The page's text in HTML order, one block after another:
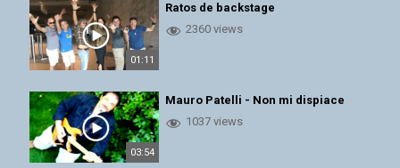
01:11
Ratos de backstage
2360 views
03:54
Mauro Patelli - Non mi dispiace
1037 views